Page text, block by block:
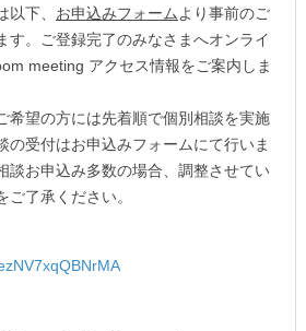
下、 お申込みフォーム より事前のご
す。ご登録完了のみなさまへオンライ
meeting アクセス情報をご案内しま
希望の方には先着順で個別相談を実施
の受付はお申込みフォームにて行いま
談お申込み多数の場合、調整させてい
ご了承ください。